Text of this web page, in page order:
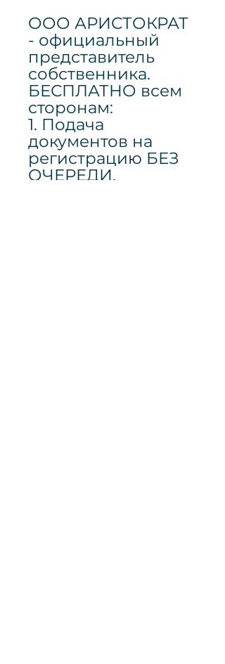
ООО АРИСТОКРАТ
- официальный
представитель
собственника.
БЕСПЛАТНО всем
сторонам:
1. Подача
документов на
регистрацию БЕЗ
ОЧЕРЕДИ.